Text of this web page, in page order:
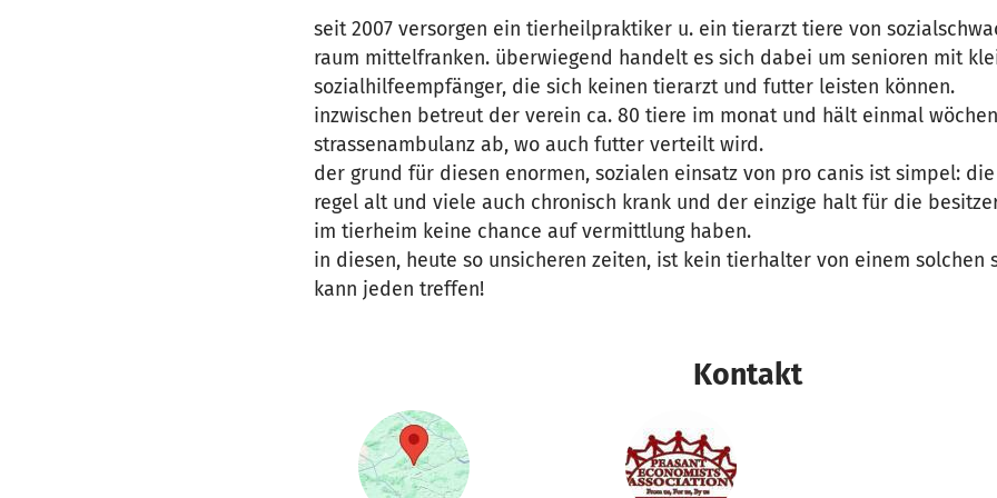
seit 2007 versorgen ein tierheilpraktiker u. ein tierarzt tiere von
raum mittelfranken. überwiegend handelt es sich dabei um senioren mit
sozialhilfeempfänger, die sich keinen tierarzt und futter leisten können.
inzwischen betreut der verein ca. 80 tiere im monat und hält einmal
strassenambulanz ab, wo auch futter verteilt wird.
der grund für diesen enormen, sozialen einsatz von pro canis ist simpel:
regel alt und viele auch chronisch krank und der einzige halt für die
im tierheim keine chance auf vermittlung haben.
in diesen, heute so unsicheren zeiten, ist kein tierhalter von einem solchen
kann jeden treffen!
Kontakt